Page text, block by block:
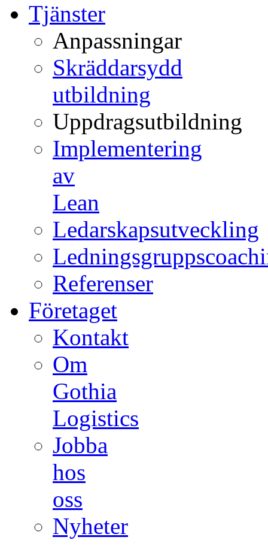
Tjänster
Anpassningar
Skräddarsydd
utbildning
Uppdragsutbildning
Implementering
av
Lean
Ledarskapsutveckling
Referenser
Företaget
Kontakt
Om
Gothia
Logistics
Jobba
hos
oss
Nyheter